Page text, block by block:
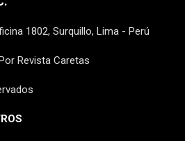
1802, Surquillo, Lima - Perú
Revista Caretas